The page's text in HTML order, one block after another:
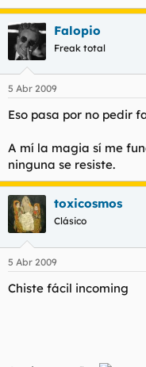
Falopio
Freak total
5 Abr 2009
Eso pasa por no pedir
A mí la magia sí me
ninguna se resiste.
toxicosmos
Clásico
5 Abr 2009
Chiste fácil incoming